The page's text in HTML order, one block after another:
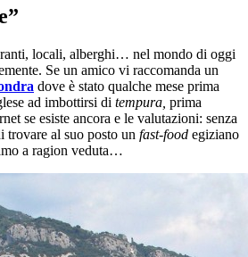
locali, alberghi… nel mondo di oggi
Se un amico vi raccomanda un
dove è stato qualche mese prima
ad imbottirsi di tempura, prima
se esiste ancora e le valutazioni: senza
al suo posto un fast-food egiziano
a ragion veduta…